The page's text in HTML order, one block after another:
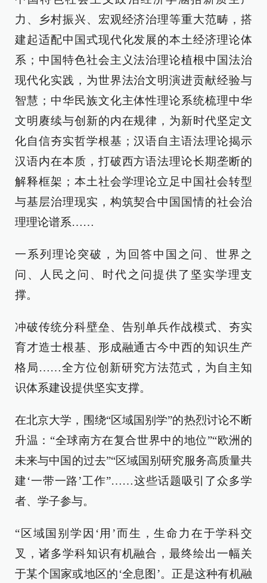
力、乡村振兴、宏观经济治理等重大范畴，搭
建起适配中国式现代化发展的本土经济理论体
系；中国特色社会主义法治理论植根中国法治
现代化实践，为世界法治文明演进贡献经验与
智慧；中华民族文化主体性理论系统梳理中华
文明赓续与创新的内在规律，为新时代坚定文
化自信夯实哲学根基；汉语自主语法理论揭示
汉语内在本质，打破西方语法理论长期垄断的
解释框架；本土社会学理论立足中国社会转型
与基层治理现实，构筑契合中国国情的社会治
理理论谱系……
一系列理论突破，为回答中国之问、世界之
问、人民之问、时代之问提供了坚实学理支
撑。
冲破传统分科壁垒、告别单兵作战模式、夯实
育才造士根基、形成融通古今中西的知识生产
格局……全方位创新研究方法范式，为自主知
识体系建设提供坚实支撑。
在北京大学，围绕“区域国别学”的热烈讨论不断
升温：“全球南方在复合世界中的地位”“欧洲的
未来与中国的过去”“区域国别研究服务高质量共
建‘一带一路’工作”……这些话题吸引了众多学
者、学子参与。
“区域国别学因‘用’而生，生命力在于学科交
叉，诸多学科知识有机融合，最终绘出一幅关
于某个国家或地区的‘全息图’。正是这种有机融